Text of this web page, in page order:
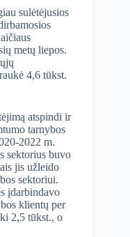
sulėtėjusios
metų liepos.
4,6 tūkst.
atspindi ir
tarnybos
2022 m.
sektorius buvo
jis užleido
sektoriui.
įdarbindavo
klientų per
2,5 tūkst., o